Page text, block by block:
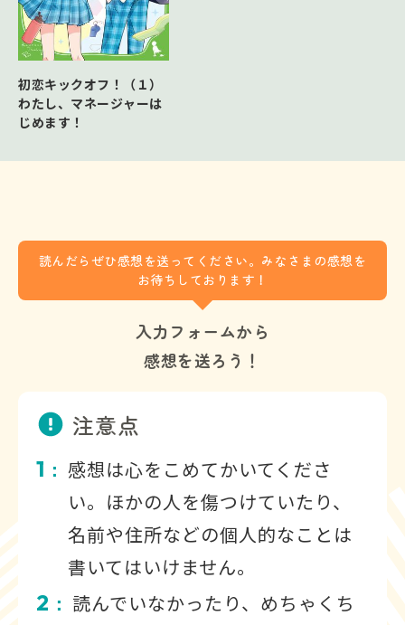
初恋キックオフ！（１）
わたし、マネージャーは
じめます！
読んだらぜひ感想を送ってください。みなさまの感想を
お待ちしております！
入力フォームから
感想を送ろう！
注意点
1 ： 感想は心をこめてかいてくださ
い。ほかの人を傷つけていたり、
名前や住所などの個人的なことは
書いてはいけません。
2 ： 読んでいなかったり、めちゃくち